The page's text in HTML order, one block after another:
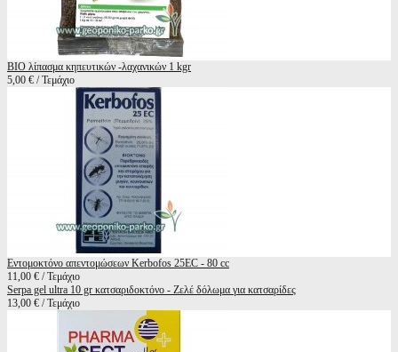
BIO λίπασμα κηπευτικών -λαχανικών 1 kgr
5,00 € / Τεμάχιο
Εντομοκτόνο απεντομώσεων Kerbofos 25EC - 80 cc
11,00 € / Τεμάχιο
Serpa gel ultra 10 gr κατσαριδοκτόνο - Ζελέ δόλωμα για κατσαρίδες
13,00 € / Τεμάχιο